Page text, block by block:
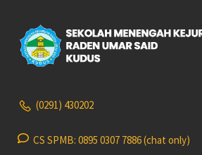
(0291) 430202
CS SPMB: 0895 0307 7886 (chat only)